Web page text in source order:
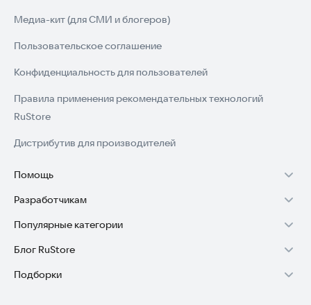
Медиа-кит (для СМИ и блогеров)
Пользовательское соглашение
Конфиденциальность для пользователей
Правила применения рекомендательных технологий
RuStore
Дистрибутив для производителей
Помощь
Установка RuStore на TV
Установка RuStore на телефон
Установка RuStore в машину
Помощь пользователям RuStore
Разработчикам
Зарабатывать с RuStore
Стать разработчиком
Доступ к RuStore Консоль
Популярные категории
Игры для Android
Приложения банков
Блог RuStore
Обзоры игр для Android 2025
Подборки